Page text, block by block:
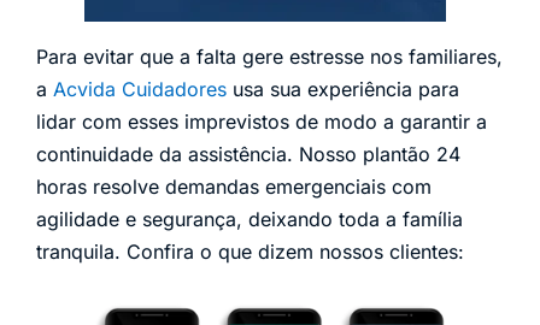
Para evitar que a falta gere estresse nos familiares,
a Acvida Cuidadores usa sua experiência para
lidar com esses imprevistos de modo a garantir a
continuidade da assistência. Nosso plantão 24
horas resolve demandas emergenciais com
agilidade e segurança, deixando toda a família
tranquila. Confira o que dizem nossos clientes: